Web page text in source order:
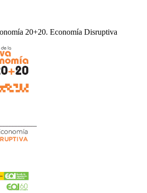
20+20. Economía Disruptiva